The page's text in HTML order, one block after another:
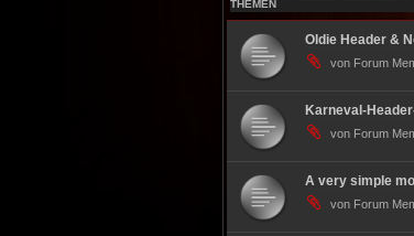
THEMEN
Oldie Header &
von Forum
Karneval-
von Forum
A very simple
von Forum